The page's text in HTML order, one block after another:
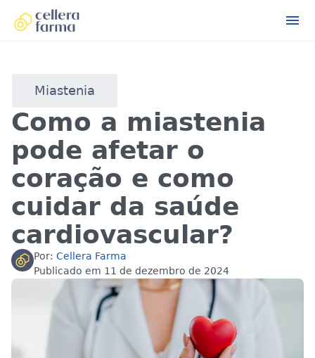
Miastenia
Como a miastenia
pode afetar o
coração e como
cuidar da saúde
cardiovascular?
Por: Cellera Farma
Publicado em 11 de dezembro de 2024